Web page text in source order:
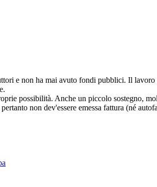
e non ha mai avuto fondi pubblici. Il
possibilità. Anche un piccolo sostegno,
non dev'essere emessa fattura (né